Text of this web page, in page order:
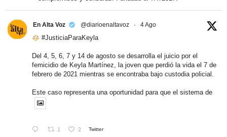
En Alta Voz @diarioenaltavoz · 4 Ago
#JusticiaParaKeyla
Del 4, 5, 6, 7 y 14 de agosto se desarrolla el juicio por el
femicidio de Keyla Martínez, la joven que perdió la vida el 7 de
febrero de 2021 mientras se encontraba bajo custodia policial.
Este caso representa una oportunidad para que el sistema de
1 2 Twitter